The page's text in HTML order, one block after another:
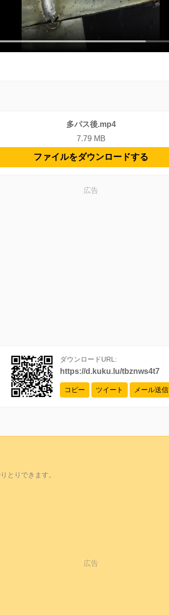
多パス後.mp4
7.79 MB
ファイルをダウンロードする
広告
ダウンロードURL:
https://d.kuku.lu/tbznws4t7
コピー ツイート メール送信
とりできます。
広告